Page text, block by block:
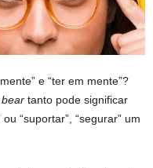
e “ter em mente”?
bear tanto pode significar
“suportar”, “segurar” um